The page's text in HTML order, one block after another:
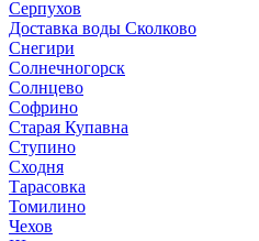
Серпухов
Доставка воды Сколково
Снегири
Солнечногорск
Солнцево
Софрино
Старая Купавна
Ступино
Сходня
Тарасовка
Томилино
Чехов